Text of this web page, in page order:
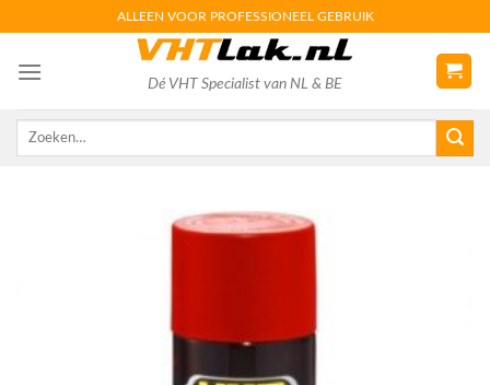
content
ALLEEN VOOR PROFESSIONEEL GEBRUIK
Dé VHT Specialist van NL & BE
Zoeken